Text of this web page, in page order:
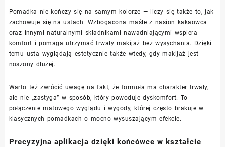
Pomadka nie kończy się na samym kolorze — liczy się także to, jak
zachowuje się na ustach. Wzbogacona maśle z nasion kakaowca
oraz innymi naturalnymi składnikami nawadniającymi wspiera
komfort i pomaga utrzymać trwały makijaż bez wysychania. Dzięki
temu usta wyglądają estetycznie także wtedy, gdy makijaż jest
noszony dłużej.
Warto też zwrócić uwagę na fakt, że formuła ma charakter trwały,
ale nie „zastyga” w sposób, który powoduje dyskomfort. To
połączenie matowego wyglądu i wygody, której często brakuje w
klasycznych pomadkach o mocno wysuszającym efekcie.
Precyzyjna aplikacja dzięki końcówce w kształcie